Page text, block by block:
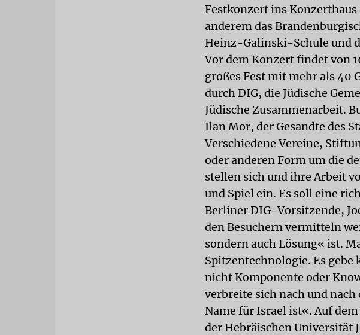
Festkonzert ins
anderem das
Heinz-Galinski-Schule und
Vor dem Konzert findet von
großes Fest mit mehr als 40
durch DIG, die Jüdische
Jüdische Zusammenarbeit.
Ilan Mor, der Gesandte des
Verschiedene Vereine,
oder anderen Form um die
stellen sich und ihre Arbeit
und Spiel ein. Es soll eine
Berliner DIG-Vorsitzende,
den Besuchern vermitteln
sondern auch Lösung« ist.
Spitzentechnologie. Es gebe
nicht Komponente oder
verbreite sich nach und
Name für Israel ist«. Auf
der Hebräischen Universität